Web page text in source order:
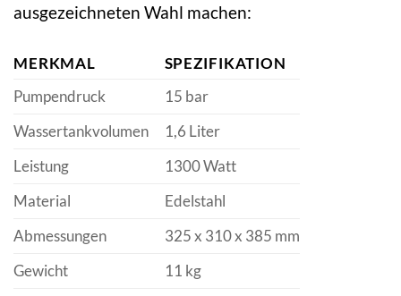
ausgezeichneten Wahl machen:
MERKMAL
SPEZIFIKATION
Pumpendruck
15 bar
Wassertankvolumen
1,6 Liter
Leistung
1300 Watt
Material
Edelstahl
Abmessungen
325 x 310 x 385 mm
Gewicht
11 kg